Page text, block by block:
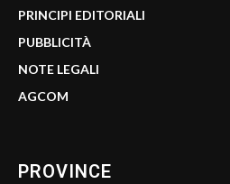
PRINCIPI EDITORIALI
PUBBLICITÀ
NOTE LEGALI
AGCOM
PROVINCE